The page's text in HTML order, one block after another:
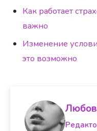
Как работает
важно
Изменение
это возможно